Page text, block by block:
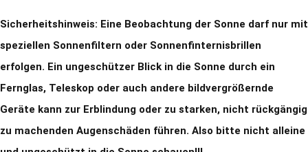
Sicherheitshinweis: Eine Beobachtung der Sonne darf nur mit
speziellen Sonnenfiltern oder Sonnenfinternisbrillen
erfolgen. Ein ungeschützer Blick in die Sonne durch ein
Fernglas, Teleskop oder auch andere bildvergrößernde
Geräte kann zur Erblindung oder zu starken, nicht rückgängig
zu machenden Augenschäden führen. Also bitte nicht alleine